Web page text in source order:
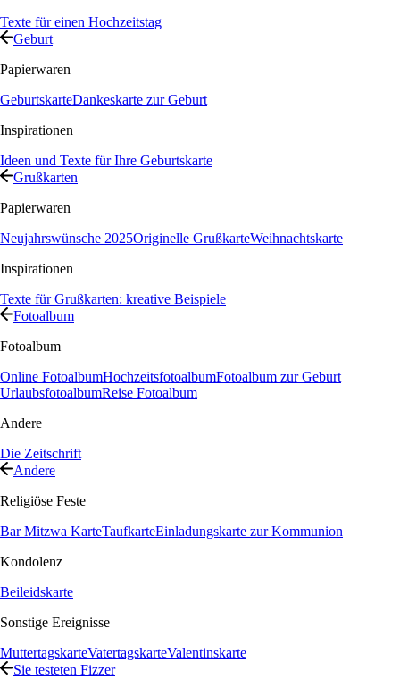
Texte für einen Hochzeitstag
Geburt
Papierwaren
GeburtskarteDankeskarte zur Geburt
Inspirationen
Ideen und Texte für Ihre Geburtskarte
Grußkarten
Papierwaren
Neujahrswünsche 2025Originelle GrußkarteWeihnachtskarte
Inspirationen
Texte für Grußkarten: kreative Beispiele
Fotoalbum
Fotoalbum
Online FotoalbumHochzeitsfotoalbumFotoalbum zur Geburt
UrlaubsfotoalbumReise Fotoalbum
Andere
Die Zeitschrift
Andere
Religiöse Feste
Bar Mitzwa KarteTaufkarteEinladungskarte zur Kommunion
Kondolenz
Beileidskarte
Sonstige Ereignisse
MuttertagskarteVatertagskarteValentinskarte
Sie testeten Fizzer